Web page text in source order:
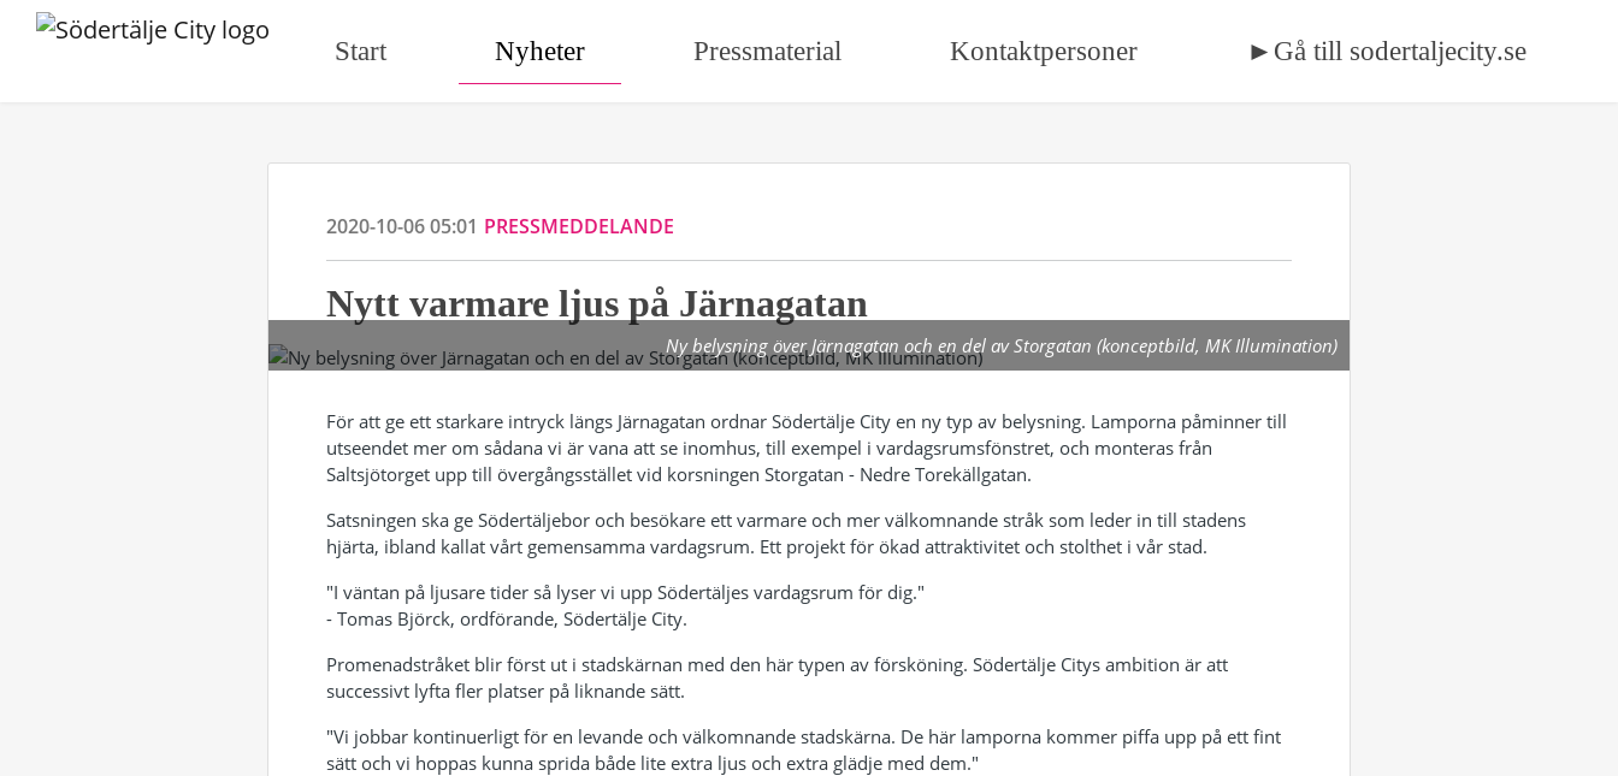
Start Nyheter Pressmaterial Kontaktpersoner ►Gå till sodertaljecity.se
2020-10-06 05:01 PRESSMEDDELANDE
Nytt varmare ljus på Järnagatan
Ny belysning över Järnagatan och en del av Storgatan (konceptbild, MK Illumination)
För att ge ett starkare intryck längs Järnagatan ordnar Södertälje City en ny typ av belysning. Lamporna påminner till
utseendet mer om sådana vi är vana att se inomhus, till exempel i vardagsrumsfönstret, och monteras från
Saltsjötorget upp till övergångsstället vid korsningen Storgatan - Nedre Torekällgatan.
Satsningen ska ge Södertäljebor och besökare ett varmare och mer välkomnande stråk som leder in till stadens
hjärta, ibland kallat vårt gemensamma vardagsrum. Ett projekt för ökad attraktivitet och stolthet i vår stad.
"I väntan på ljusare tider så lyser vi upp Södertäljes vardagsrum för dig."
- Tomas Björck, ordförande, Södertälje City.
Promenadstråket blir först ut i stadskärnan med den här typen av försköning. Södertälje Citys ambition är att
successivt lyfta fler platser på liknande sätt.
"Vi jobbar kontinuerligt för en levande och välkomnande stadskärna. De här lamporna kommer piffa upp på ett fint
sätt och vi hoppas kunna sprida både lite extra ljus och extra glädje med dem."